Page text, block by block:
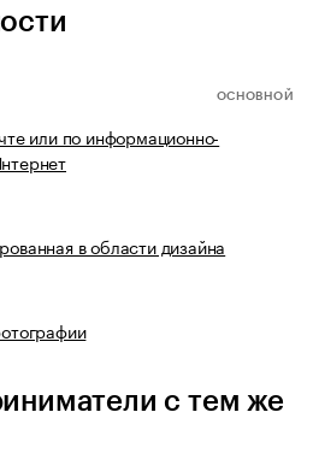
ОСНОВНОЙ
или по информационно-
в области дизайна
с тем же